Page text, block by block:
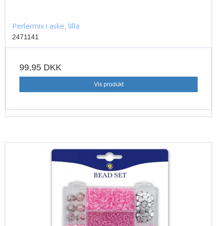
Perlermix i aske, lilla
2471141
99,95 DKK
Vis produkt